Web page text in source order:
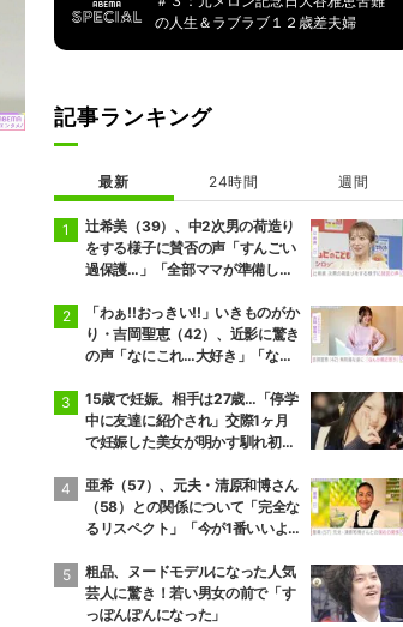
の人生＆ラブラブ１２歳差夫婦
記事ランキング
最新 24時間 週間
辻希美（39）、中2次男の荷造り
をする様子に賛否の声「すんごい
過保護…」「全部ママが準備して
「わぁ!!おっきい!!」いきものがか
り・吉岡聖恵（42）、近影に驚き
の声「なにこれ…大好き」「なん
15歳で妊娠。相手は27歳…「停学
中に友達に紹介され」交際1ヶ月
で妊娠した美女が明かす馴れ初め
絶句
亜希（57）、元夫・清原和博さん
（58）との関係について「完全な
るリスペクト」「今が1番いいよ
粗品、ヌードモデルになった人気
芸人に驚き！若い男女の前で「す
っぽんぽんになった」